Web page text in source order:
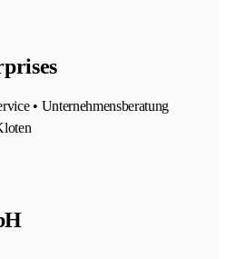
• Unternehmensberatung